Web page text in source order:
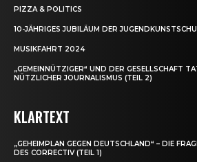
PIZZA & POLITICS
10-JÄHRIGES JUBILÄUM DER
MUSIKFAHRT 2024
„GEMEINNÜTZIGER“ UND DER GESELLSCHAFT
NÜTZLICHER JOURNALISMUS (TEIL 2)
KLARTEXT
„GEHEIMPLAN GEGEN DEUTSCHLAND“ – DIE
DES CORRECTIV (TEIL 1)